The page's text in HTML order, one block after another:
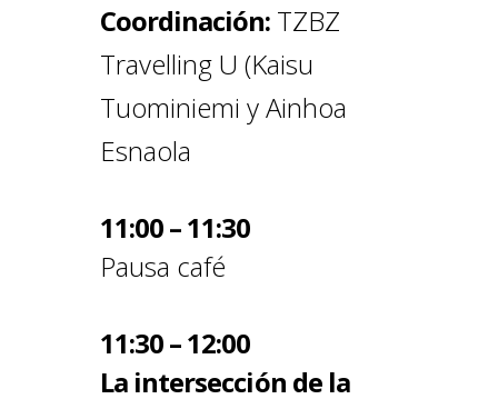
Coordinación: TZBZ
Travelling U (Kaisu
Tuominiemi y Ainhoa
Esnaola
11:00 – 11:30
Pausa café
11:30 – 12:00
La intersección de la